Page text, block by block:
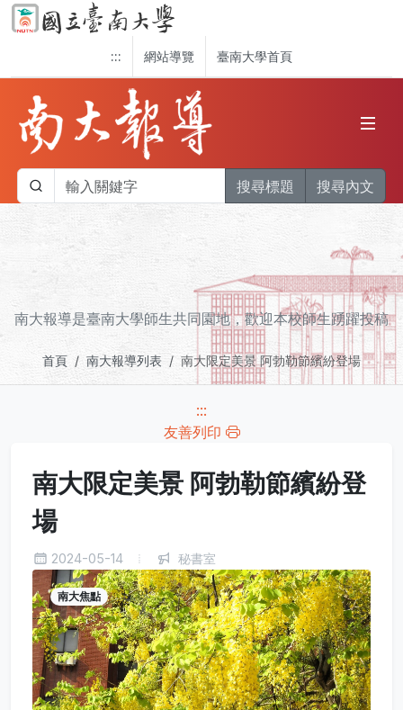
::: 網站導覽 臺南大學首頁
搜尋標題 搜尋內文
南大報導是臺南大學師生共同園地，歡迎本校師生踴躍投稿
首頁 南大報導列表 南大限定美景 阿勃勒節繽紛登場
:::
友善列印
南大限定美景 阿勃勒節繽紛登
場
2024-05-14 秘書室
南大焦點